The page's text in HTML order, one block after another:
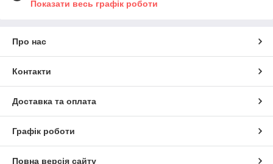
Показати весь графік роботи
Про нас
Контакти
Доставка та оплата
Графік роботи
Повна версія сайту